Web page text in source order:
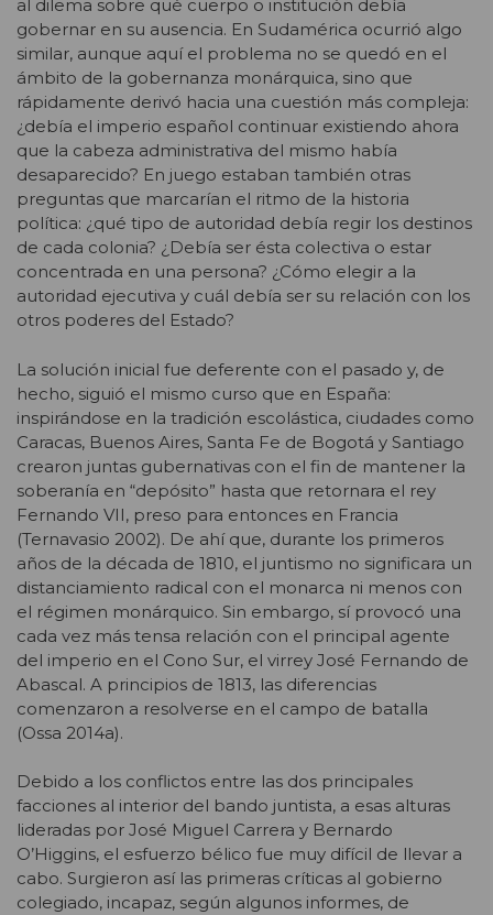
al dilema sobre qué cuerpo o institución debía
gobernar en su ausencia. En Sudamérica ocurrió algo
similar, aunque aquí el problema no se quedó en el
ámbito de la gobernanza monárquica, sino que
rápidamente derivó hacia una cuestión más compleja:
¿debía el imperio español continuar existiendo ahora
que la cabeza administrativa del mismo había
desaparecido? En juego estaban también otras
preguntas que marcarían el ritmo de la historia
política: ¿qué tipo de autoridad debía regir los destinos
de cada colonia? ¿Debía ser ésta colectiva o estar
concentrada en una persona? ¿Cómo elegir a la
autoridad ejecutiva y cuál debía ser su relación con los
otros poderes del Estado?
La solución inicial fue deferente con el pasado y, de
hecho, siguió el mismo curso que en España:
inspirándose en la tradición escolástica, ciudades como
Caracas, Buenos Aires, Santa Fe de Bogotá y Santiago
crearon juntas gubernativas con el fin de mantener la
soberanía en “depósito” hasta que retornara el rey
Fernando VII, preso para entonces en Francia
(Ternavasio 2002). De ahí que, durante los primeros
años de la década de 1810, el juntismo no significara un
distanciamiento radical con el monarca ni menos con
el régimen monárquico. Sin embargo, sí provocó una
cada vez más tensa relación con el principal agente
del imperio en el Cono Sur, el virrey José Fernando de
Abascal. A principios de 1813, las diferencias
comenzaron a resolverse en el campo de batalla
(Ossa 2014a).
Debido a los conflictos entre las dos principales
facciones al interior del bando juntista, a esas alturas
lideradas por José Miguel Carrera y Bernardo
O’Higgins, el esfuerzo bélico fue muy difícil de llevar a
cabo. Surgieron así las primeras críticas al gobierno
colegiado, incapaz, según algunos informes, de